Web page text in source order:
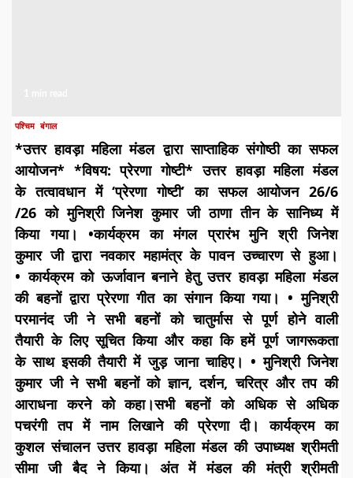
पश्चिम बंगाल
*​उत्तर हावड़ा महिला मंडल द्वारा साप्ताहिक संगोष्ठी का सफल
आयोजन* *विषय: प्रेरणा गोष्टी* ​उत्तर हावड़ा महिला मंडल
के तत्वावधान में ‘प्रेरणा गोष्टी’ का सफल आयोजन 26/6
/26 को मुनिश्री जिनेश कुमार जी ठाणा तीन के सानिध्य में
किया गया। •कार्यक्रम का मंगल प्रारंभ मुनि श्री जिनेश
कुमार जी द्वारा नवकार महामंत्र के पावन उच्चारण से हुआ।
• कार्यक्रम को ऊर्जावान बनाने हेतु उत्तर हावड़ा महिला मंडल
की बहनों द्वारा प्रेरणा गीत का संगान किया गया। ​• मुनिश्री
परमानंद जी ने सभी बहनों को चातुर्मास से पूर्ण होने वाली
तैयारी के लिए सूचित किया और कहा कि हमें पूर्ण जागरूकता
के साथ इसकी तैयारी में जुड़ जाना चाहिए। • मुनिश्री जिनेश
कुमार जी ने सभी बहनों को ज्ञान, दर्शन, चरित्र और तप की
आराधना करने को कहा।सभी बहनों को अधिक से अधिक
पचरंगी तप में नाम लिखाने की प्रेरणा दी। कार्यक्रम का
कुशल संचालन उत्तर हावड़ा महिला मंडल की उपाध्यक्ष श्रीमती
सीमा जी बैद ने किया। ​अंत में मंडल की मंत्री श्रीमती